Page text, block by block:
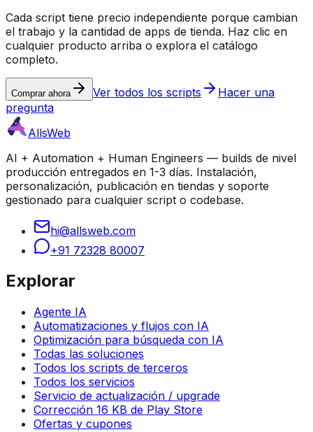
Cada script tiene precio independiente porque cambian
el trabajo y la cantidad de apps de tienda. Haz clic en
cualquier producto arriba o explora el catálogo
completo.
Comprar ahora Ver todos los scripts
Hacer una
pregunta
AllsWeb
AI + Automation + Human Engineers — builds de nivel
producción entregados en 1-3 días. Instalación,
personalización, publicación en tiendas y soporte
gestionado para cualquier script o codebase.
hi@allsweb.com
+91 72328 80007
Explorar
Agente IA
Automatizaciones y flujos con IA
Optimización para búsqueda con IA
Todas las soluciones
Todos los scripts de terceros
Todos los servicios
Servicio de actualización / upgrade
Corrección 16 KB de Play Store
Ofertas y cupones